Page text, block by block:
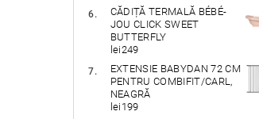
CĂDIȚĂ TERMALĂ BÉBÉ-
JOU CLICK SWEET
BUTTERFLY
lei249
EXTENSIE BABYDAN 72 CM
PENTRU COMBIFIT/CARL,
NEAGRĂ
lei199